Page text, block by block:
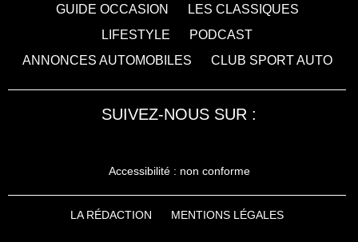
GUIDE OCCASION
LES CLASSIQUES
LIFESTYLE
PODCAST
ANNONCES AUTOMOBILES
CLUB SPORT AUTO
SUIVEZ-NOUS SUR :
Accessibilité : non conforme
LA RÉDACTION MENTIONS LÉGALES